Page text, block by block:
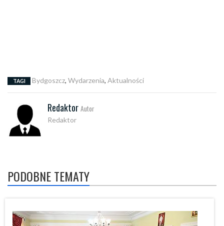
TAGI Bydgoszcz, Wydarzenia, Aktualności
Redaktor Autor
Redaktor
PODOBNE TEMATY